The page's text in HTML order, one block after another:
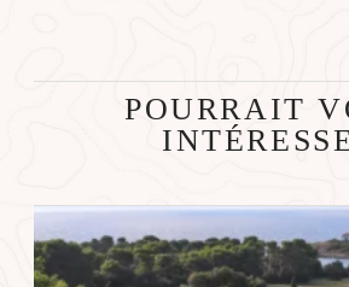
POURRAIT